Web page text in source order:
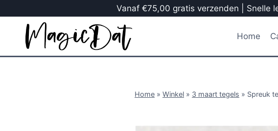
Vanaf €75,00 gratis verzenden | Snelle
Home
Home » Winkel » 3 maart tegels » Spreuk